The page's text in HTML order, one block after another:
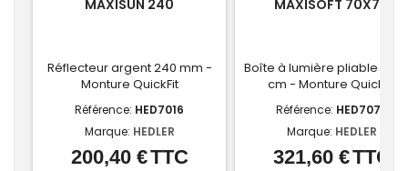
MAXISUN 240
Réflecteur argent 240 mm -
Monture QuickFit
Référence: HED7016
Marque: HEDLER
Prix
200,40 €TTC
MAXISOFT 70X70
Boîte à lumière pliable 70 x
cm - Monture QuickFit
Référence: HED7070
Marque: HEDLER
Prix
321,60 €TTC